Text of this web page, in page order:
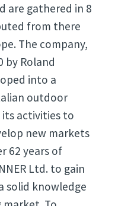
are gathered in 8
from there
The company,
by Roland
into a
outdoor
activities to
new markets
62 years of
Ltd. to gain
solid knowledge